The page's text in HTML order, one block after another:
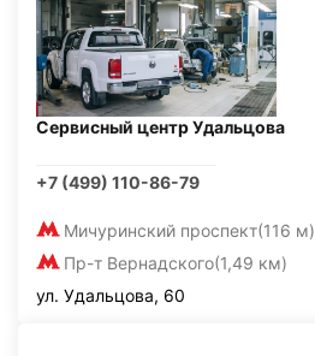
Сервисный центр Удальцова
+7 (499) 110-86-79
Мичуринский проспект(116 м)
Пр-т Вернадского(1,49 км)
ул. Удальцова, 60